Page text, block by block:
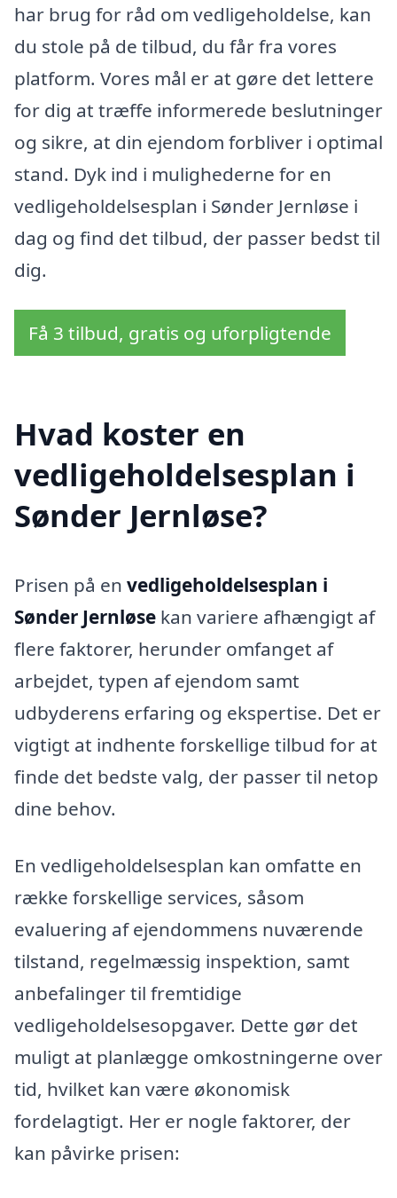
har brug for råd om vedligeholdelse, kan
du stole på de tilbud, du får fra vores
platform. Vores mål er at gøre det lettere
for dig at træffe informerede beslutninger
og sikre, at din ejendom forbliver i optimal
stand. Dyk ind i mulighederne for en
vedligeholdelsesplan i Sønder Jernløse i
dag og find det tilbud, der passer bedst til
dig.
Få 3 tilbud, gratis og uforpligtende
Hvad koster en
vedligeholdelsesplan i
Sønder Jernløse?
Prisen på en vedligeholdelsesplan i
Sønder Jernløse kan variere afhængigt af
flere faktorer, herunder omfanget af
arbejdet, typen af ejendom samt
udbyderens erfaring og ekspertise. Det er
vigtigt at indhente forskellige tilbud for at
finde det bedste valg, der passer til netop
dine behov.
En vedligeholdelsesplan kan omfatte en
række forskellige services, såsom
evaluering af ejendommens nuværende
tilstand, regelmæssig inspektion, samt
anbefalinger til fremtidige
vedligeholdelsesopgaver. Dette gør det
muligt at planlægge omkostningerne over
tid, hvilket kan være økonomisk
fordelagtigt. Her er nogle faktorer, der
kan påvirke prisen: